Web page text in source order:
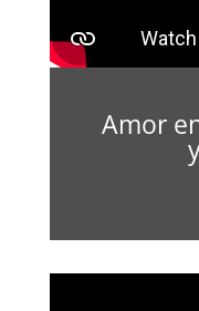
Amor